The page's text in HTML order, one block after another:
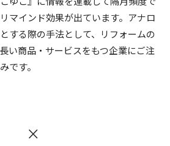
マインド効果が出ています。アナロ
する際の手法として、リフォームの
い商品・サービスをもつ企業にご注
です。
×